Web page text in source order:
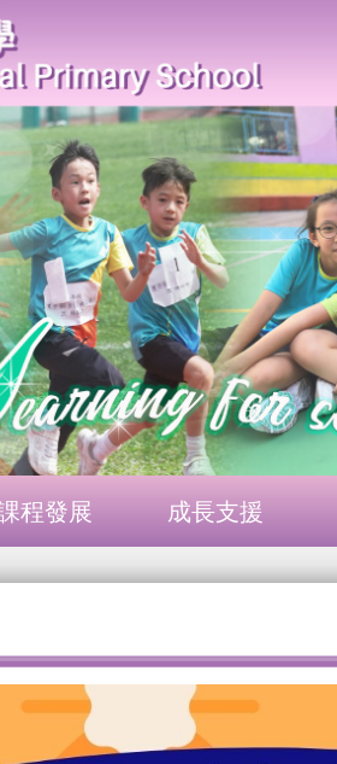
程發展 成長支援